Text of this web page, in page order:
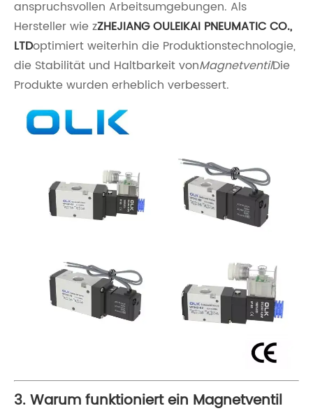
anspruchsvollen Arbeitsumgebungen. Als
Hersteller wie zZHEJIANG OULEIKAI PNEUMATIC CO.,
LTDoptimiert weiterhin die Produktionstechnologie,
die Stabilität und Haltbarkeit vonMagnetventilDie
Produkte wurden erheblich verbessert.
3. Warum funktioniert ein Magnetventil